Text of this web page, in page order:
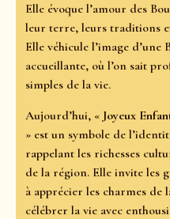
Elle évoque l’amour des
leur terre, leurs traditions
Elle véhicule l’image d’une
accueillante, où l’on sait
simples de la vie.
Aujourd’hui, « Joyeux
» est un symbole de
rappelant les richesses
de la région. Elle invite les
à apprécier les charmes de
célébrer la vie avec